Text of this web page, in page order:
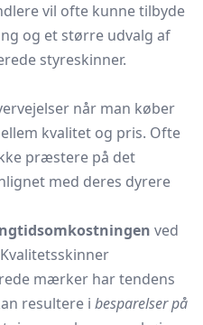
vil ofte kunne tilbyde
og et større udvalg af
styreskinner.
når man køber
kvalitet og pris. Ofte
præstere på det
med deres dyrere
ved
mærker har tendens
resultere i besparelser på